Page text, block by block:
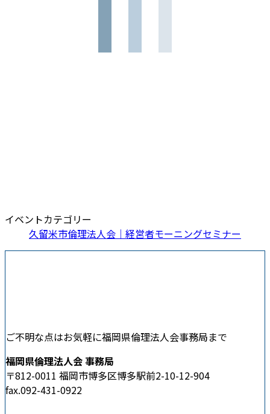
イベントカテゴリー
久留米市倫理法人会｜経営者モーニングセミナー
ご不明な点はお気軽に福岡県倫理法人会事務局まで
福岡県倫理法人会 事務局
〒812-0011 福岡市博多区博多駅前2-10-12-904
fax.092-431-0922